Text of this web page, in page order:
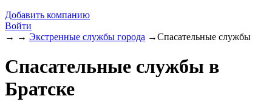
Добавить компанию
Войти
→ → Экстренные службы города →Спасательные службы
Спасательные службы в
Братске